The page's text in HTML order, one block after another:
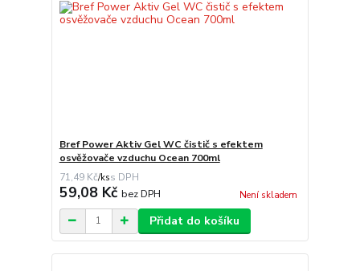
Bref Power Aktiv Gel WC čistič s efektem
osvěžovače vzduchu Ocean 700ml
71,49 Kč/ks
59,08 Kč bez DPH Není skladem
Přidat do košíku